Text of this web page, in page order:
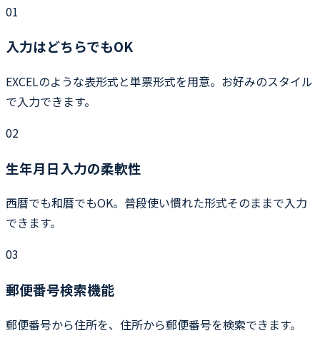
01
入力はどちらでもOK
EXCELのような表形式と単票形式を用意。お好みのスタイル
で入力できます。
02
生年月日入力の柔軟性
西暦でも和暦でもOK。普段使い慣れた形式そのままで入力
できます。
03
郵便番号検索機能
郵便番号から住所を、住所から郵便番号を検索できます。